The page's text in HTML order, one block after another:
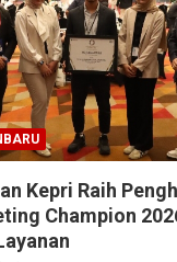
Kepri Raih
Champion